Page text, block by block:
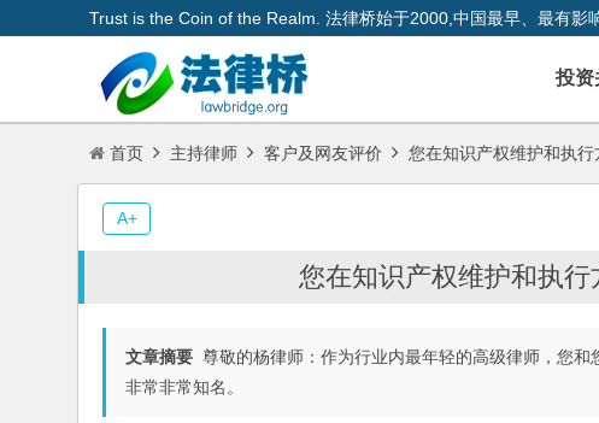
Trust is the Coin of the Realm. 法律桥始于2000,中国最早、最有影
投资
首页 主持律师 客户及网友评价 您在知识产权维护和执
您在知识产权维护和执
文章摘要 尊敬的杨律师：作为行业内最年轻的高级律师，您
非常非常知名。
A+